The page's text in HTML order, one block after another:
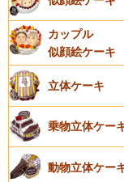
カップル
似顔絵ケーキ
立体ケーキ
乗物立体ケー
動物立体ケー